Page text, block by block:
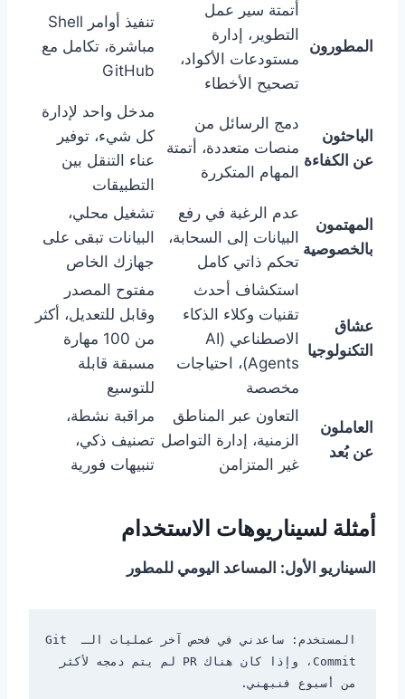
المطورون
أتمتة سير عمل
التطوير، إدارة
مستودعات الأكواد،
تصحيح الأخطاء
تنفيذ أوامر Shell
مباشرة، تكامل مع
GitHub
الباحثون
عن الكفاءة
دمج الرسائل من
منصات متعددة، أتمتة
المهام المتكررة
مدخل واحد لإدارة
كل شيء، توفير
عناء التنقل بين
التطبيقات
المهتمون
بالخصوصية
عدم الرغبة في رفع
البيانات إلى السحابة،
تحكم ذاتي كامل
تشغيل محلي،
البيانات تبقى على
جهازك الخاص
عشاق
التكنولوجيا
استكشاف أحدث
تقنيات وكلاء الذكاء
الاصطناعي (AI
Agents)، احتياجات
مخصصة
مفتوح المصدر
وقابل للتعديل، أكثر
من 100 مهارة
مسبقة قابلة
للتوسيع
العاملون
عن بُعد
التعاون عبر المناطق
الزمنية، إدارة التواصل
غير المتزامن
مراقبة نشطة،
تصنيف ذكي،
تنبيهات فورية
أمثلة لسيناريوهات الاستخدام
السيناريو الأول: المساعد اليومي للمطور
المستخدم: ساعدني في فحص آخر عمليات الـ Git